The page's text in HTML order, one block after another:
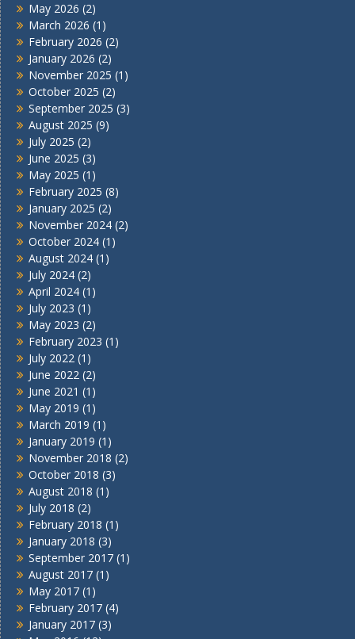
May 2026 (2)
March 2026 (1)
February 2026 (2)
January 2026 (2)
November 2025 (1)
October 2025 (2)
September 2025 (3)
August 2025 (9)
July 2025 (2)
June 2025 (3)
May 2025 (1)
February 2025 (8)
January 2025 (2)
November 2024 (2)
October 2024 (1)
August 2024 (1)
July 2024 (2)
April 2024 (1)
July 2023 (1)
May 2023 (2)
February 2023 (1)
July 2022 (1)
June 2022 (2)
June 2021 (1)
May 2019 (1)
March 2019 (1)
January 2019 (1)
November 2018 (2)
October 2018 (3)
August 2018 (1)
July 2018 (2)
February 2018 (1)
January 2018 (3)
September 2017 (1)
August 2017 (1)
May 2017 (1)
February 2017 (4)
January 2017 (3)